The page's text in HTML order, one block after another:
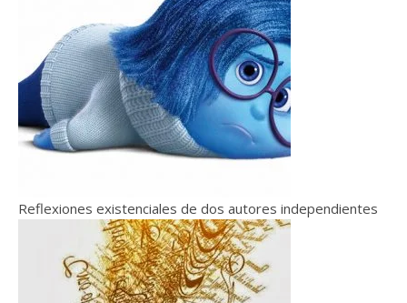
Reflexiones existenciales de dos autores independientes